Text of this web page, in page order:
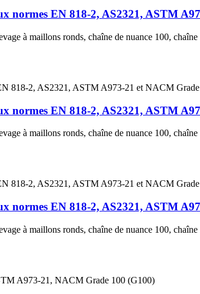
normes EN 818-2, AS2321, ASTM
à maillons ronds, chaîne de nuance 100,
normes EN 818-2, AS2321, ASTM
à maillons ronds, chaîne de nuance 100,
normes EN 818-2, AS2321, ASTM
à maillons ronds, chaîne de nuance 100,